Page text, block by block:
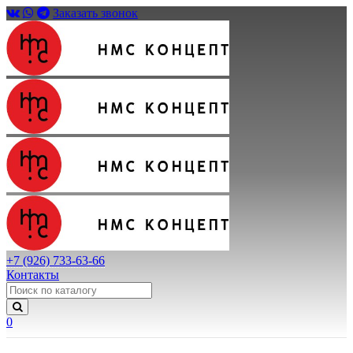
Заказать звонок
+7 (926) 733-63-66
Контакты
0